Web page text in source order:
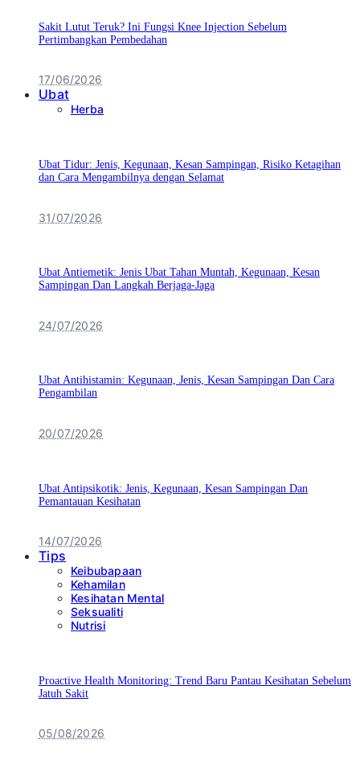
Sakit Lutut Teruk? Ini Fungsi Knee Injection Sebelum
Pertimbangkan Pembedahan
17/06/2026
Ubat
Herba
Ubat Tidur: Jenis, Kegunaan, Kesan Sampingan, Risiko Ketagihan
dan Cara Mengambilnya dengan Selamat
31/07/2026
Ubat Antiemetik: Jenis Ubat Tahan Muntah, Kegunaan, Kesan
Sampingan Dan Langkah Berjaga-Jaga
24/07/2026
Ubat Antihistamin: Kegunaan, Jenis, Kesan Sampingan Dan Cara
Pengambilan
20/07/2026
Ubat Antipsikotik: Jenis, Kegunaan, Kesan Sampingan Dan
Pemantauan Kesihatan
14/07/2026
Tips
Keibubapaan
Kehamilan
Kesihatan Mental
Seksualiti
Nutrisi
Proactive Health Monitoring: Trend Baru Pantau Kesihatan Sebelum
Jatuh Sakit
05/08/2026